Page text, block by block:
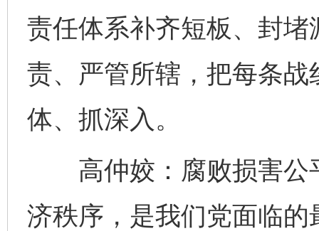
责任体系补齐短板、封
责、严管所辖，把每条
体、抓深入。
高仲姣：腐败损害公
济秩序，是我们党面临